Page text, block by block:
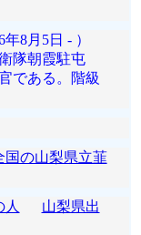
8月5日 - ）
隊朝霞駐屯
である。階級
国の山梨県立韮
人
山梨県出